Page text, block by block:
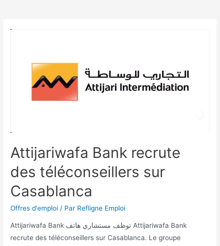
Attijariwafa Bank recrute
des téléconseillers sur
Casablanca
Offres d'emploi / Par Refligne Emploi
Attijariwafa Bank توظف مستشاري هاتف Attijariwafa Bank
recrute des téléconseillers sur Casablanca. Le groupe